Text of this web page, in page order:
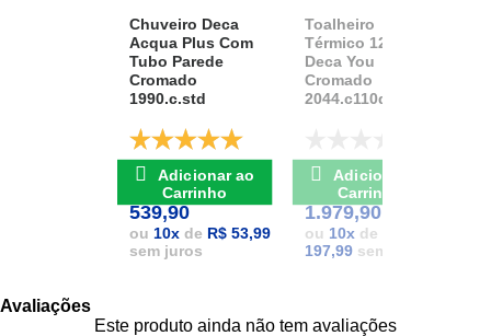
Chuveiro Deca
Acqua Plus Com
Tubo Parede
Cromado
1990.c.std
De: R$ 741,17
POR: R$
539,90
ou 10xde R$ 53,99
sem juros
Adicionar ao
Carrinho
Toalheiro
Térmico 127v
Deca You
Cromado
2044.c110d.aqc
De: R$ 2.111,37
POR: R$
1.979,90
ou 10x de
197,99sem juros
Carrinho
Avaliações
Este produto ainda não tem avaliações